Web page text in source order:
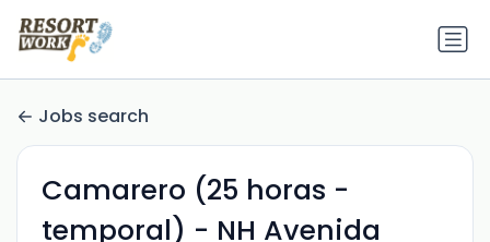
Jobs search
Camarero (25 horas -
temporal) - NH Avenida